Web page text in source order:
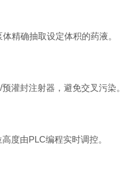
精确抽取设定体积的药液。
灌封注射器，避免交叉污染。
度由PLC编程实时调控。